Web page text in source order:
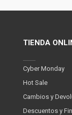
TIENDA
Cyber Monday
Hot Sale
Cambios y
Descuentos y